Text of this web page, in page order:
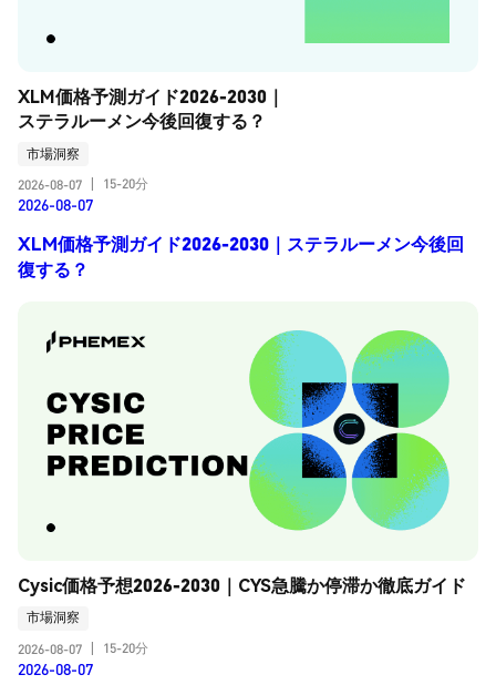
XLM価格予測ガイド2026-2030｜
ステラルーメン今後回復する？
市場洞察
2026-08-07
15-20分
2026-08-07
XLM価格予測ガイド2026-2030｜ステラルーメン今後回
復する？
Cysic価格予想2026-2030｜CYS急騰か停滞か徹底ガイド
市場洞察
2026-08-07
15-20分
2026-08-07